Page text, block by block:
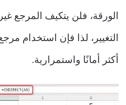
الورقة، فلن يتكيف المرجع
التغيير، لذا فإن استخدام
أكثر أمانًا واستمرارية.